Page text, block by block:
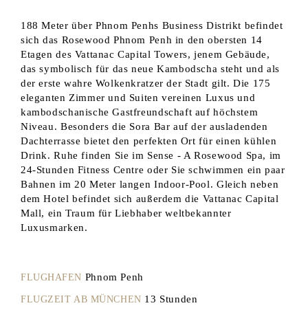
188 Meter über Phnom Penhs Business Distrikt befindet
sich das Rosewood Phnom Penh in den obersten 14
Etagen des Vattanac Capital Towers, jenem Gebäude,
das symbolisch für das neue Kambodscha steht und als
der erste wahre Wolkenkratzer der Stadt gilt. Die 175
eleganten Zimmer und Suiten vereinen Luxus und
kambodschanische Gastfreundschaft auf höchstem
Niveau. Besonders die Sora Bar auf der ausladenden
Dachterrasse bietet den perfekten Ort für einen kühlen
Drink. Ruhe finden Sie im Sense - A Rosewood Spa, im
24-Stunden Fitness Centre oder Sie schwimmen ein paar
Bahnen im 20 Meter langen Indoor-Pool. Gleich neben
dem Hotel befindet sich außerdem die Vattanac Capital
Mall, ein Traum für Liebhaber weltbekannter
Luxusmarken.
FLUGHAFEN Phnom Penh
FLUGZEIT AB MÜNCHEN 13 Stunden